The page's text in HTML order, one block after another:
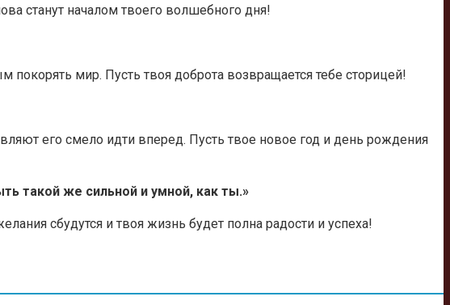
станут началом твоего волшебного дня!
мир. Пусть твоя доброта возвращается тебе сторицей!
его смело идти вперед. Пусть твое новое год и день рождения
такой же сильной и умной, как ты.»
сбудутся и твоя жизнь будет полна радости и успеха!